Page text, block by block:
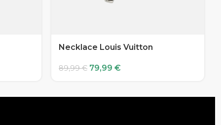
Necklace Louis Vuitton
89,99€ 79,99 €